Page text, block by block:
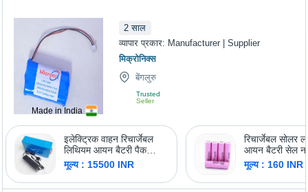
Made in India
2 साल
व्यापार प्रकार: Manufacturer | Supplier
मिक्रोनिक्स
बेंगलुरु
Trusted
Seller
इलेक्ट्रिक वाहन रिचार्जेबल
लिथियम आयन बैटरी पैक
वोल्टेज: 25.9-72 वोल्ट (V)
मूल्य : 15500 INR
रिचार्जेबल सोलर
आयन बैटरी सेल
वोल्टेज: 3.7
मूल्य : 160 INR